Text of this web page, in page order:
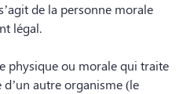
de la personne morale
légal.
physique ou morale qui traite
autre organisme (le